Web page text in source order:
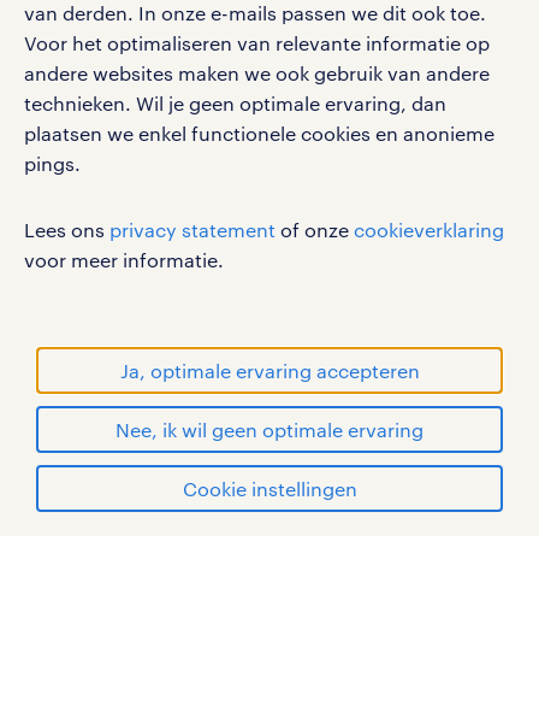
van derden. In onze e-mails passen we dit ook toe.
Voor het optimaliseren van relevante informatie op
andere websites maken we ook gebruik van andere
technieken. Wil je geen optimale ervaring, dan
plaatsen we enkel functionele cookies en anonieme
pings.
Lees ons privacy statement of onze cookieverklaring
voor meer informatie.
Ja, optimale ervaring accepteren
Nee, ik wil geen optimale ervaring
Cookie instellingen
solliciteren
social media
Volg ons voor de leukste content omtrent
vacatures, solliciteren en inspiratie.
werken bij randstad
gebruikersvoorwaarden
disclaimer
sitemap
RANDSTAD, HUMAN FORWARD en SHAPING THE
WORLD OF WORK zijn geregistreerde